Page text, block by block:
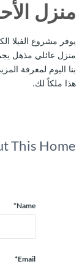
منزل
يوفر مشروع الفيلا
منزل عائلي مذهل
بنا اليوم لمعرفة
هذا ملكاً لك.
This Home
Name*
Email*